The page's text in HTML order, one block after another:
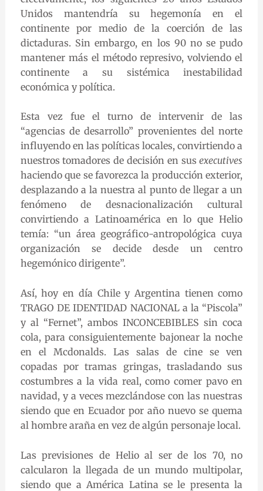
Unidos mantendría su hegemonía en el
continente por medio de la coerción de las
dictaduras. Sin embargo, en los 90 no se pudo
mantener más el método represivo, volviendo el
continente a su sistémica inestabilidad
económica y política.
Esta vez fue el turno de intervenir de las
“agencias de desarrollo” provenientes del norte
influyendo en las políticas locales, convirtiendo a
nuestros tomadores de decisión en susexecutives
haciendo que se favorezca la producción exterior,
desplazando a la nuestra al punto de llegar a un
fenómeno de desnacionalización cultural
convirtiendo a Latinoamérica en lo que Helio
temía: “un área geográfico-antropológica cuya
organización se decide desde un centro
hegemónico dirigente”.
Así, hoy en día Chile y Argentina tienen como
TRAGO DE IDENTIDAD NACIONAL a la “Piscola”
y al “Fernet”, ambos INCONCEBIBLES sin coca
cola, para consiguientemente bajonear la noche
en el Mcdonalds. Las salas de cine se ven
copadas por tramas gringas, trasladando sus
costumbres a la vida real, como comer pavo en
navidad, y a veces mezclándose con las nuestras
siendo que en Ecuador por año nuevo se quema
al hombre araña en vez de algún personaje local.
Las previsiones de Helio al ser de los 70, no
calcularon la llegada de un mundo multipolar,
siendo que a América Latina se le presenta la